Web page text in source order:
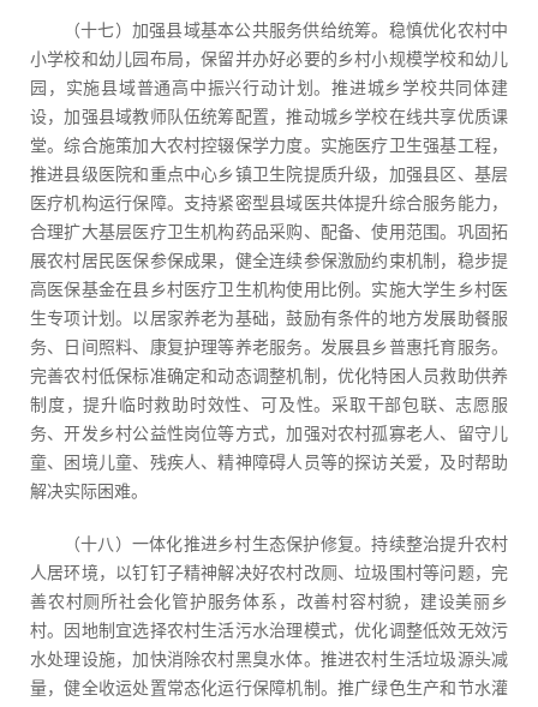
（十七）加强县域基本公共服务供给统筹。稳慎优化农村中
小学校和幼儿园布局，保留并办好必要的乡村小规模学校和幼儿
园，实施县域普通高中振兴行动计划。推进城乡学校共同体建
设，加强县域教师队伍统筹配置，推动城乡学校在线共享优质课
堂。综合施策加大农村控辍保学力度。实施医疗卫生强基工程，
推进县级医院和重点中心乡镇卫生院提质升级，加强县区、基层
医疗机构运行保障。支持紧密型县域医共体提升综合服务能力，
合理扩大基层医疗卫生机构药品采购、配备、使用范围。巩固拓
展农村居民医保参保成果，健全连续参保激励约束机制，稳步提
高医保基金在县乡村医疗卫生机构使用比例。实施大学生乡村医
生专项计划。以居家养老为基础，鼓励有条件的地方发展助餐服
务、日间照料、康复护理等养老服务。发展县乡普惠托育服务。
完善农村低保标准确定和动态调整机制，优化特困人员救助供养
制度，提升临时救助时效性、可及性。采取干部包联、志愿服
务、开发乡村公益性岗位等方式，加强对农村孤寡老人、留守儿
童、困境儿童、残疾人、精神障碍人员等的探访关爱，及时帮助
解决实际困难。
（十八）一体化推进乡村生态保护修复。持续整治提升农村
人居环境，以钉钉子精神解决好农村改厕、垃圾围村等问题，完
善农村厕所社会化管护服务体系，改善村容村貌，建设美丽乡
村。因地制宜选择农村生活污水治理模式，优化调整低效无效污
水处理设施，加快消除农村黑臭水体。推进农村生活垃圾源头减
量，健全收运处置常态化运行保障机制。推广绿色生产和节水灌